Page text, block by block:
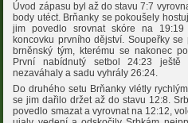
Úvod zápasu byl až do stavu 7:7
body utéct. Brňanky se pokoušely
jim povedlo srovnat skóre na
koncovku prvního dějství. Soupeřky
brněnský tým, kterému se nakonec
První nabídnutý setbol 24:23
nezaváhaly a sadu vyhrály 26:24.
Do druhého setu Brňanky vlétly
se jim dařilo držet až do stavu 12:8.
povedlo smazat a vyrovnat na 12:12,